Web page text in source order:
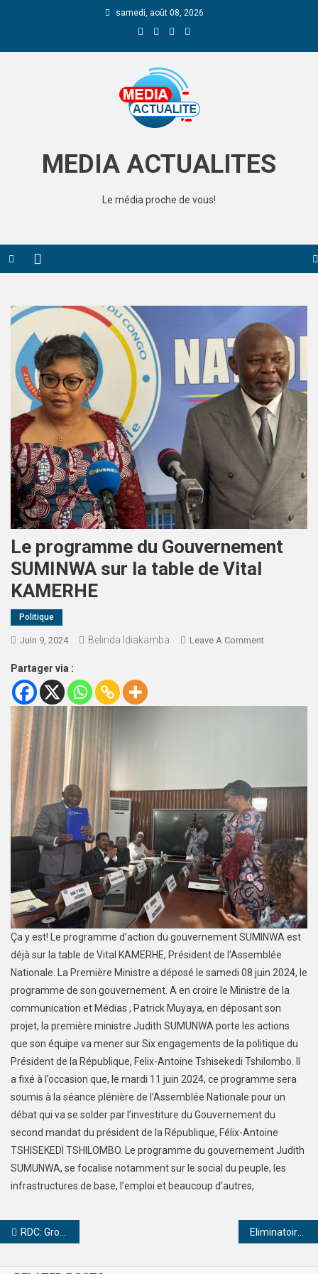
samedi, août 08, 2026
MEDIA ACTUALITES
Le média proche de vous!
Le programme du Gouvernement
SUMINWA sur la table de Vital
KAMERHE
Politique
Juin 9, 2024 Belinda Idiakamba Leave A Comment
Partager via :
Ça y est! Le programme d’action du gouvernement SUMINWA est
déjà sur la table de Vital KAMERHE, Président de l’Assemblée
Nationale. La Première Ministre a déposé le samedi 08 juin 2024, le
programme de son gouvernement. A en croire le Ministre de la
communication et Médias , Patrick Muyaya, en déposant son
projet, la première ministre Judith SUMUNWA porte les actions
que son équipe va mener sur Six engagements de la politique du
Président de la République, Felix-Antoine Tshisekedi Tshilombo. Il
a fixé à l’occasion que, le mardi 11 juin 2024, ce programme sera
soumis à la séance plénière de l’Assemblée Nationale pour un
débat qui va se solder par l’investiture du Gouvernement du
second mandat du président de la République, Félix-Antoine
TSHISEKEDI TSHILOMBO. Le programme du gouvernement Judith
SUMUNWA, se focalise notamment sur le social du peuple, les
infrastructures de base, l’emploi et beaucoup d’autres,
RDC: Grogne à nouveau à l’Office des Routes